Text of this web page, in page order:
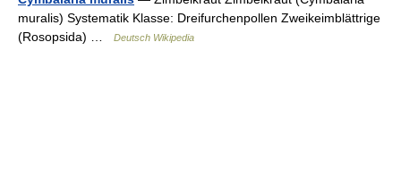
muralis) Systematik Klasse: Dreifurchenpollen Zweikeimblättrige
(Rosopsida) …
Deutsch Wikipedia